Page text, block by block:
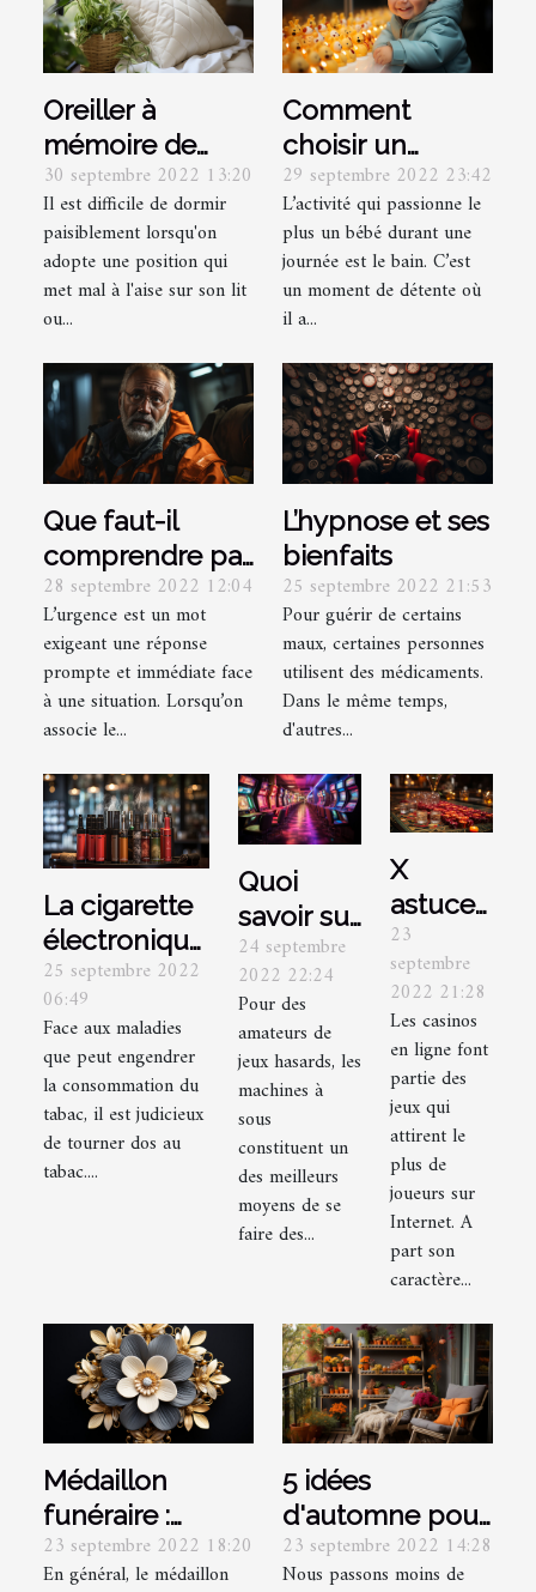
Oreiller à
mémoire de
forme: pourquoi
en prendre ?
30 septembre 2022 13:20
Il est difficile de dormir
paisiblement lorsqu'on
adopte une position qui
met mal à l'aise sur son lit
ou...
Comment
choisir un
thermomètre
bain bébé ?
29 septembre 2022 23:42
L’activité qui passionne le
plus un bébé durant une
journée est le bain. C’est
un moment de détente où
il a...
Que faut-il
comprendre par
urgence
médicale ?
28 septembre 2022 12:04
L’urgence est un mot
exigeant une réponse
prompte et immédiate face
à une situation. Lorsqu’on
associe le...
L’hypnose et ses
bienfaits
25 septembre 2022 21:53
Pour guérir de certains
maux, certaines personnes
utilisent des médicaments.
Dans le même temps,
d'autres...
La cigarette
électronique:
quels sont
ses
avantages?
25 septembre 2022
06:49
Face aux maladies
que peut engendrer
la consommation du
tabac, il est judicieux
de tourner dos au
tabac....
Quoi
savoir sur
les
machines
à sous ?
24 septembre
2022 22:24
Pour des
amateurs de
jeux hasards, les
machines à
sous
constituent un
des meilleurs
moyens de se
faire des...
X
astuces
pour
bien
choisir
un
casino
en ligne
23
septembre
2022 21:28
Les casinos
en ligne font
partie des
jeux qui
attirent le
plus de
joueurs sur
Internet. A
part son
caractère...
Médaillon
funéraire :
qu'est-ce que
c'est ?
23 septembre 2022 18:20
En général, le médaillon
5 idées
d'automne pour
les jardins et les
balcons :
23 septembre 2022 14:28
Nous passons moins de